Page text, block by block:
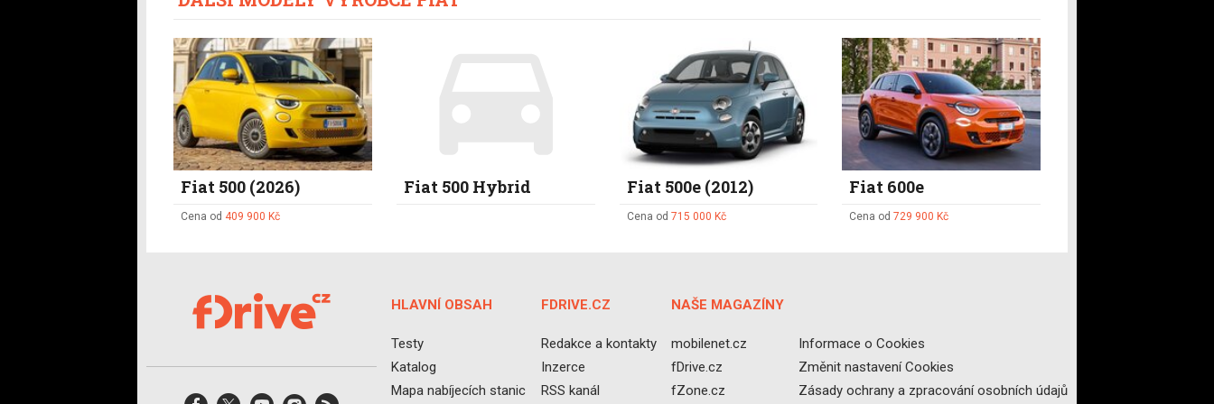
Fiat 500 (2026)
Cena od 409 900 Kč
Fiat 500 Hybrid Fiat 500e (2012)
Cena od 715 000 Kč
Fiat 600e
Cena od729 900 Kč
HLAVNÍ OBSAH
Testy
Katalog
Mapa nabíjecích stanic
FDRIVE.CZ
Redakce a kontakty
Inzerce
RSS kanál
NAŠE MAGAZÍNY
mobilenet.cz
fDrive.cz
fZone.cz
Informace o Cookies
Změnit nastavení Cookies
Zásady ochrany a zpracování osobních údajů